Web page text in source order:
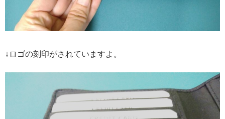
↓ロゴの刻印がされていますよ。